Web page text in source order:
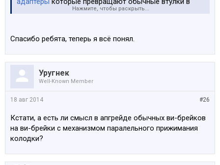
дисковые, но они стоят денег, да и не понятно насчет
Вот картинка чтобы понять как выглядит крепление
для ротора:
Мне кажется, проще оставить эту затею с дисковыми
тормозами. Уж много она тянет за собой
модернизаций и по сути не оправдывающих затрат.
Нажмите, чтобы раскрыть...
Спасибо ребята, теперь я всё понял.
Уругнек
Well-Known Member
#26
18 авг 2014
Кстати, а есть ли смысл в апгрейде обычных ви-брейков
на ви-брейки с механизмом паралельного прижимания
колодки?